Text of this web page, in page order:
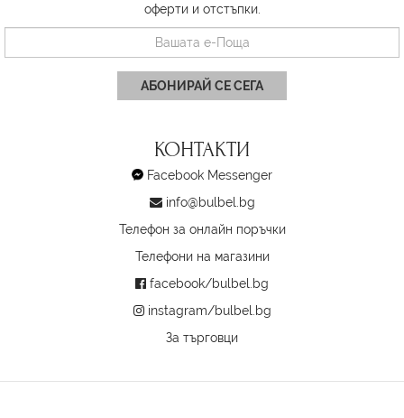
оферти и отстъпки.
АБОНИРАЙ СЕ СЕГА
КОНТАКТИ
Facebook Messenger
info@bulbel.bg
Телефон за онлайн поръчки
Телефони на магазини
facebook/bulbel.bg
instagram/bulbel.bg
За търговци